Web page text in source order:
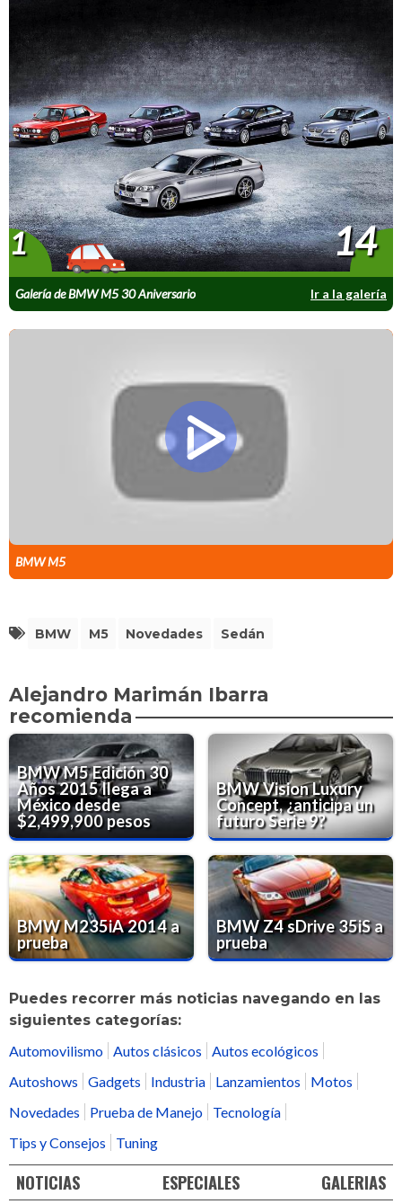
Galería de BMW M5 30 Aniversario Ir a la galería
1 14
BMW M5
BMW M5 Novedades Sedán
Alejandro Marimán Ibarra
recomienda
BMW M5 Edición 30
Años 2015 llega a
México desde
$2,499,900 pesos
BMW Vision Luxury
Concept, ¿anticipa un
futuro Serie 9?
BMW M235iA 2014 a
prueba
BMW Z4 sDrive 35iS a
prueba
Puedes recorrer más noticias navegando en las
siguientes categorías:
Automovilismo
Autos clásicos
Autos ecológicos
Autoshows
Gadgets Industria Lanzamientos
Motos
Novedades
Prueba de Manejo
Tecnología
Tips y Consejos
Tuning
NOTICIAS ESPECIALES GALERIAS